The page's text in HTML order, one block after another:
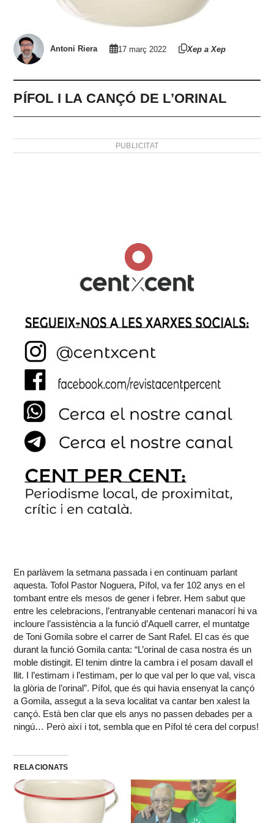
Antoni Riera 17 març 2022 Xep a Xep
PÍFOL I LA CANÇÓ DE L’ORINAL
PUBLICITAT
En parlàvem la setmana passada i en continuam parlant
aquesta. Tofol Pastor Noguera, Pífol, va fer 102 anys en el
tombant entre els mesos de gener i febrer. Hem sabut que
entre les celebracions, l’entranyable centenari manacorí hi va
incloure l’assistència a la funció d’Aquell carrer, el muntatge
de Toni Gomila sobre el carrer de Sant Rafel. El cas és que
durant la funció Gomila canta: “L’orinal de casa nostra és un
moble distingit. El tenim dintre la cambra i el posam davall el
llit. I l’estimam i l’estimam, per lo que val per lo que val, visca
la glòria de l’orinal”. Pífol, que és qui havia ensenyat la cançó
a Gomila, assegut a la seva localitat va cantar ben xalest la
cançó. Està ben clar que els anys no passen debades per a
ningú… Però així i tot, sembla que en Pífol té cera del corpus!
RELACIONATS